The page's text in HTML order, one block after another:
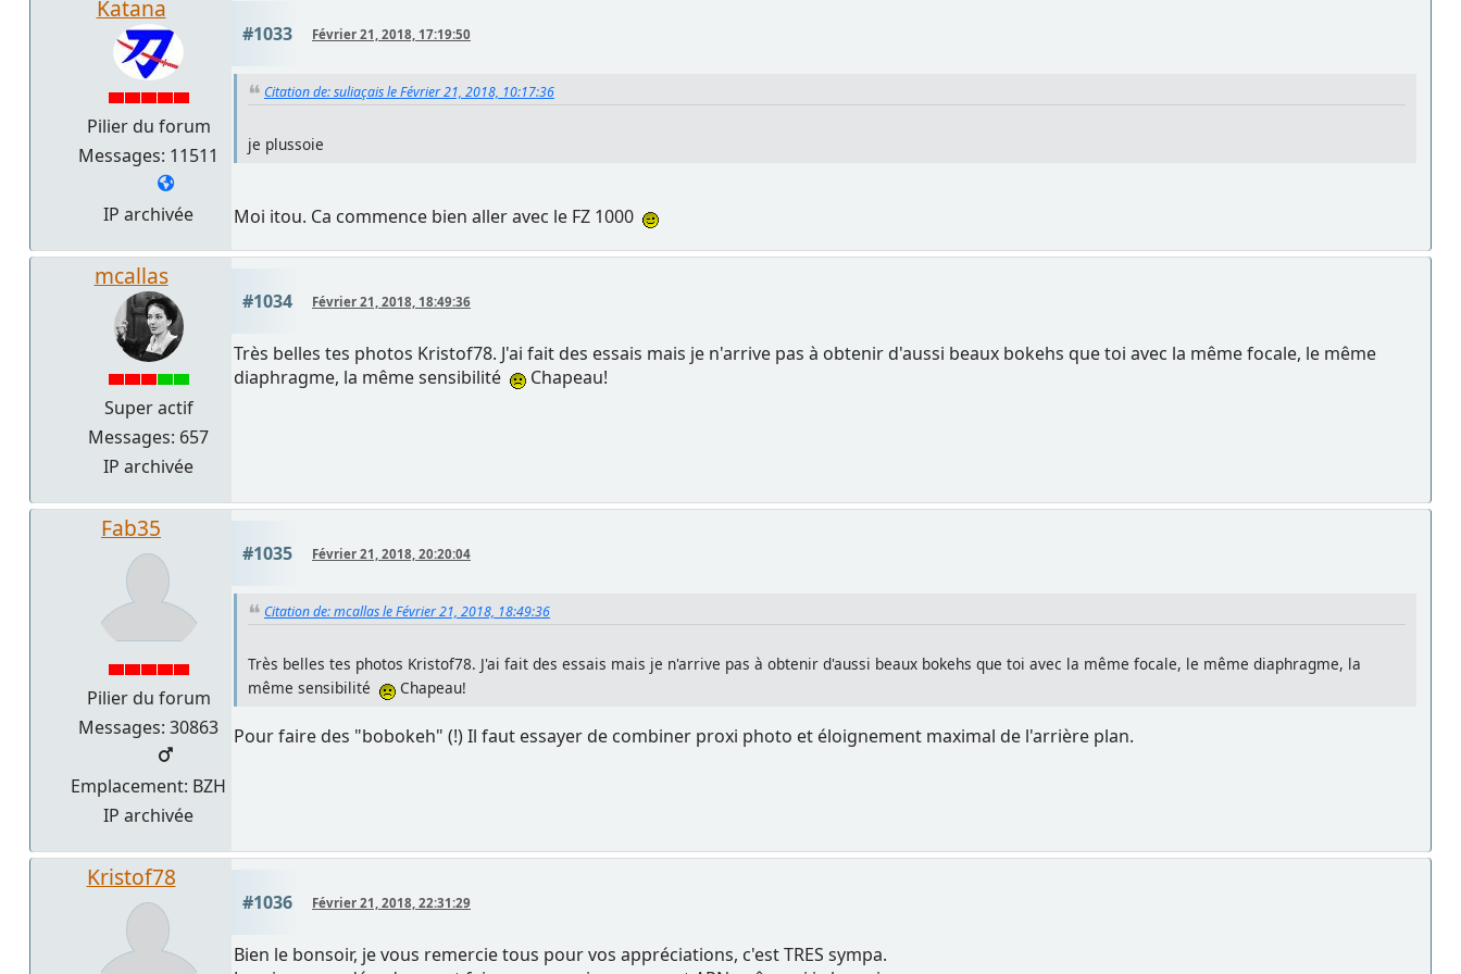
Katana
Pilier du forum
Messages: 11511
IP archivée
#1033 Février 21, 2018, 17:19:50
Citation de: suliaçais le Février 21, 2018, 10:17:36
je plussoie
Moi itou. Ca commence bien aller avec le FZ 1000
mcallas
Super actif
Messages: 657
IP archivée
#1034 Février 21, 2018, 18:49:36
Très belles tes photos Kristof78. J'ai fait des essais mais je n'arrive pas à obtenir d'aussi beaux bokehs que toi avec la même focale, le même
diaphragme, la même sensibilité
Chapeau!
Fab35
Pilier du forum
Messages: 30863
Emplacement: BZH
IP archivée
#1035 Février 21, 2018, 20:20:04
Citation de: mcallas le Février 21, 2018, 18:49:36
Très belles tes photos Kristof78. J'ai fait des essais mais je n'arrive pas à obtenir d'aussi beaux bokehs que toi avec la même focale, le même diaphragme, la
même sensibilité
Chapeau!
Pour faire des "bobokeh" (!) Il faut essayer de combiner proxi photo et éloignement maximal de l'arrière plan.
Kristof78
#1036 Février 21, 2018, 22:31:29
Bien le bonsoir, je vous remercie tous pour vos appréciations, c'est TRES sympa.